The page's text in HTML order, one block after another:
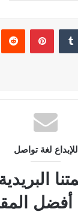
للإبداع لغة تواصل